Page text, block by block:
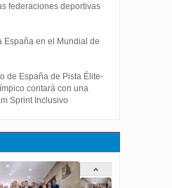
federaciones deportivas
España en el Mundial de
de España de Pista Élite-
contará con una
Sprint Inclusivo